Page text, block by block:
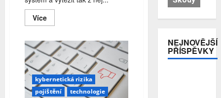
VíceRead
more
díky
CRM
systému
generovat
10x
více
obchodních
příležitostí
kybernetická rizika
pojištění
technologie
NEJNOVĚJŠÍ
PŘÍSPĚVKY